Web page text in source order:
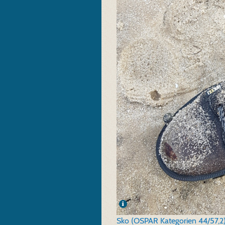
Sko (OSPAR Kategorien 44/